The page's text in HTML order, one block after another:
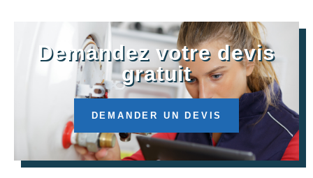
Demandez votre devis
gratuit
DEMANDER UN DEVIS